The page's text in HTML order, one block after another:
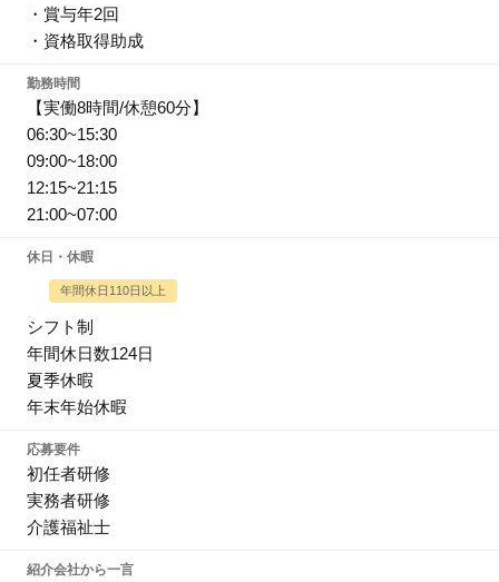
・賞与年2回
・資格取得助成
勤務時間
【実働8時間/休憩60分】
06:30~15:30
09:00~18:00
12:15~21:15
21:00~07:00
休日・休暇
年間休日110日以上
シフト制
年間休日数124日
夏季休暇
年末年始休暇
応募要件
初任者研修
実務者研修
介護福祉士
紹介会社から一言